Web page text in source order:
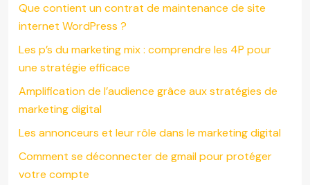
Que contient un contrat de maintenance de site
internet WordPress ?
Les p’s du marketing mix : comprendre les 4P pour
une stratégie efficace
Amplification de l’audience grâce aux stratégies de
marketing digital
Les annonceurs et leur rôle dans le marketing digital
Comment se déconnecter de gmail pour protéger
votre compte